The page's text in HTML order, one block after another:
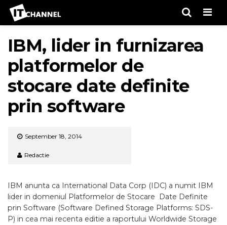
IBM, lider in furnizarea
platformelor de
stocare date definite
prin software
September 18, 2014
Redactie
IBM anunta ca International Data Corp (IDC) a numit IBM
lider in domeniul Platformelor de Stocare Date Definite
prin Software (Software Defined Storage Platforms: SDS-
P) in cea mai recenta editie a raportului Worldwide Storage